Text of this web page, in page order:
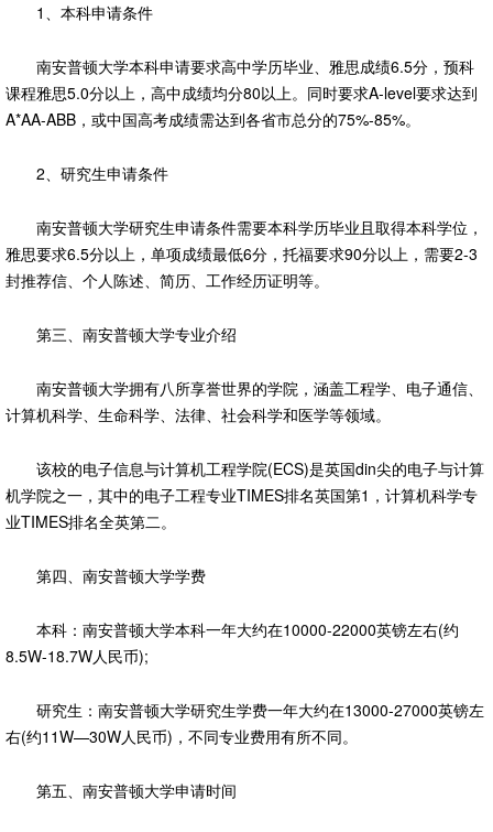
1、本科申请条件
南安普顿大学本科申请要求高中学历毕业、雅思成绩6.5分，预科
课程雅思5.0分以上，高中成绩均分80以上。同时要求A-level要求达到
A*AA-ABB，或中国高考成绩需达到各省市总分的75%-85%。
2、研究生申请条件
南安普顿大学研究生申请条件需要本科学历毕业且取得本科学位，
雅思要求6.5分以上，单项成绩最低6分，托福要求90分以上，需要2-3
封推荐信、个人陈述、简历、工作经历证明等。
第三、南安普顿大学专业介绍
南安普顿大学拥有八所享誉世界的学院，涵盖工程学、电子通信、
计算机科学、生命科学、法律、社会科学和医学等领域。
该校的电子信息与计算机工程学院(ECS)是英国din尖的电子与计算
机学院之一，其中的电子工程专业TIMES排名英国第1，计算机科学专
业TIMES排名全英第二。
第四、南安普顿大学学费
本科：南安普顿大学本科一年大约在10000-22000英镑左右(约
8.5W-18.7W人民币);
研究生：南安普顿大学研究生学费一年大约在13000-27000英镑左
右(约11W—30W人民币)，不同专业费用有所不同。
第五、南安普顿大学申请时间